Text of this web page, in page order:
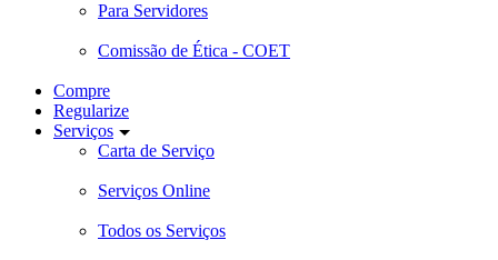
Para Servidores
Comissão de Ética - COET
Compre
Regularize
Serviços
Carta de Serviço
Serviços Online
Todos os Serviços